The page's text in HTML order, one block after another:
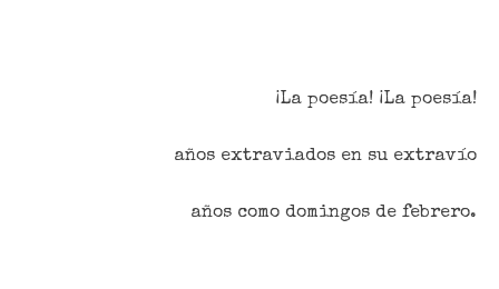
¡La poesía! ¡La poesía!
años extraviados en su extravío
años como domingos de febrero.